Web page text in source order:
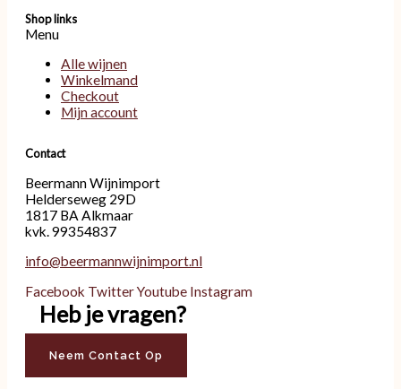
Shop links
Menu
Alle wijnen
Winkelmand
Checkout
Mijn account
Contact
Beermann Wijnimport
Helderseweg 29D
1817 BA Alkmaar
kvk. 99354837
info@beermannwijnimport.nl
Facebook TwitterYoutube Instagram
Heb je vragen?
Neem Contact Op